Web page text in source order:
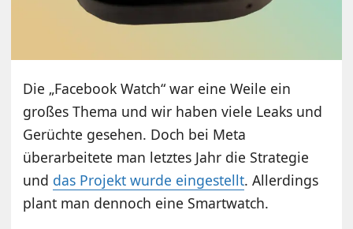
Die „Facebook Watch“ war eine Weile ein
großes Thema und wir haben viele Leaks und
Gerüchte gesehen. Doch bei Meta
überarbeitete man letztes Jahr die Strategie
und das Projekt wurde eingestellt. Allerdings
plant man dennoch eine Smartwatch.